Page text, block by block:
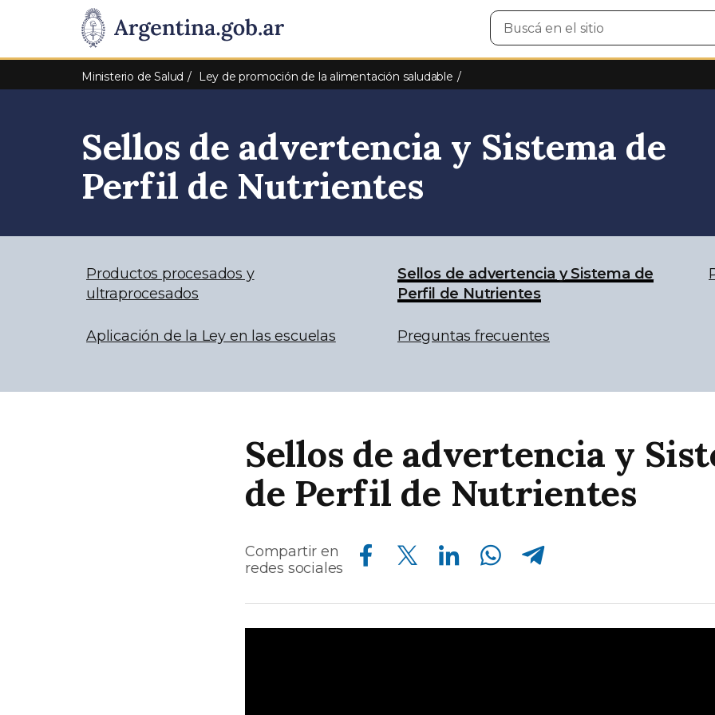
Presidencia
de
Pasar al contenido principal
Buscar
en
Ministerio de Salud Ley de promoción de la alimentación saludable
Sellos de advertencia y Sistema de
Perfil de Nutrientes
Productos procesados y
ultraprocesados
Sellos de advertencia y Sistema de
Perfil de Nutrientes
Aplicación de la Ley en las escuelas Preguntas frecuentes
Sellos de advertencia y
de Perfil de Nutrientes
Compartir en
redes sociales
Compartir en Facebook Compartir en Twitter Compartir en Linkedin Compartir en Whatsapp Compartir en Telegram